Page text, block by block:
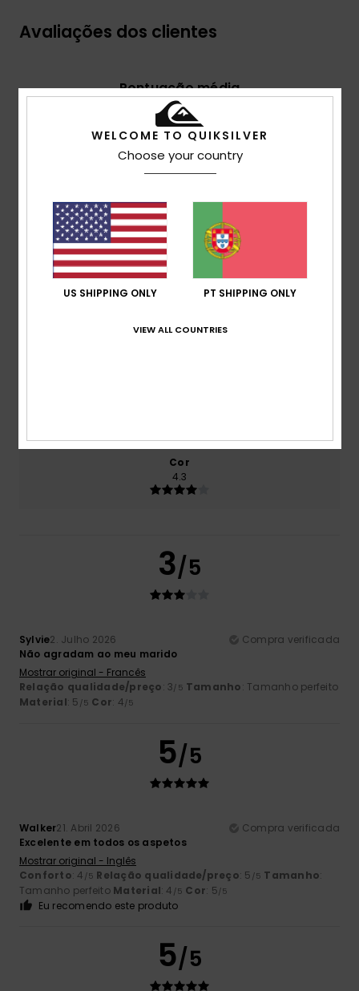
Avaliações dos clientes
Pontuação média
4.3/5
67% dos nossos clientes recomendam este
produto
Conforto
Relação qualidade/preço
Cor
4.3
3/5
Sylvie2. Julho 2026
Compra verificada
Não agradam ao meu marido
Mostrar original - Francês
Relação qualidade/preço: 3/5 Tamanho: Tamanho perfeito
Material: 5 /5 Cor: 4/5
5/5
Walker21. Abril 2026
Compra verificada
Excelente em todos os aspetos
Mostrar original - Inglês
Conforto: 4 /5 Relação qualidade/preço: 5 /5 Tamanho:
Tamanho perfeito Material: 4 /5 Cor: 5/5
Eu recomendo este produto
5/5
WELCOME TO QUIKSILVER
Choose your country
US SHIPPING ONLY PT SHIPPING ONLY
VIEW ALL COUNTRIES